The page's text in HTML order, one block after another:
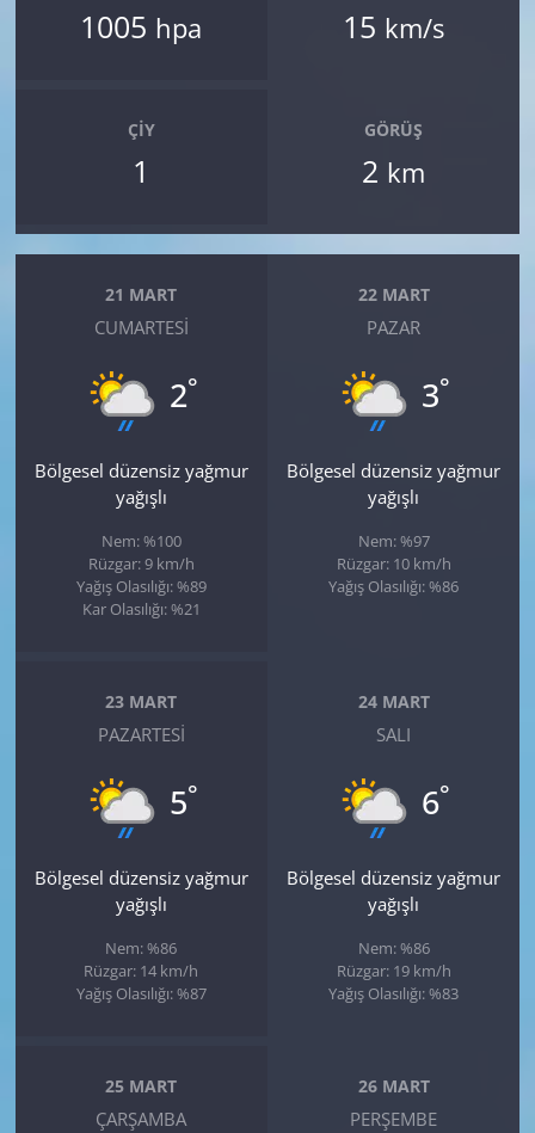
1005 hpa 15 km/s
ÇIY
1
GÖRÜŞ
2 km
21 MART
CUMARTESI
2°
Bölgesel düzensiz yağmur
yağışlı
Nem: %100
Rüzgar: 9 km/h
Yağış Olasılığı: %89
Kar Olasılığı: %21
22 MART
PAZAR
3°
Bölgesel düzensiz yağmur
yağışlı
Nem: %97
Rüzgar: 10 km/h
Yağış Olasılığı: %86
23 MART
PAZARTESI
5°
Bölgesel düzensiz yağmur
yağışlı
Nem: %86
Rüzgar: 14 km/h
Yağış Olasılığı: %87
24 MART
SALI
6°
Bölgesel düzensiz yağmur
yağışlı
Nem: %86
Rüzgar: 19 km/h
Yağış Olasılığı: %83
25 MART
ÇARŞAMBA
26 MART
PERŞEMBE